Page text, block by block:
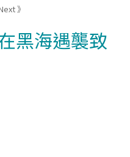
》
黑海遇襲致